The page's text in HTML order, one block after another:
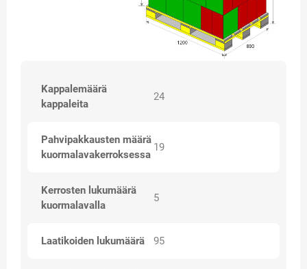
Kappalemäärä
kappaleita
24
Pahvipakkausten määrä
kuormalavakerroksessa
19
Kerrosten lukumäärä
kuormalavalla
5
Laatikoiden lukumäärä 95